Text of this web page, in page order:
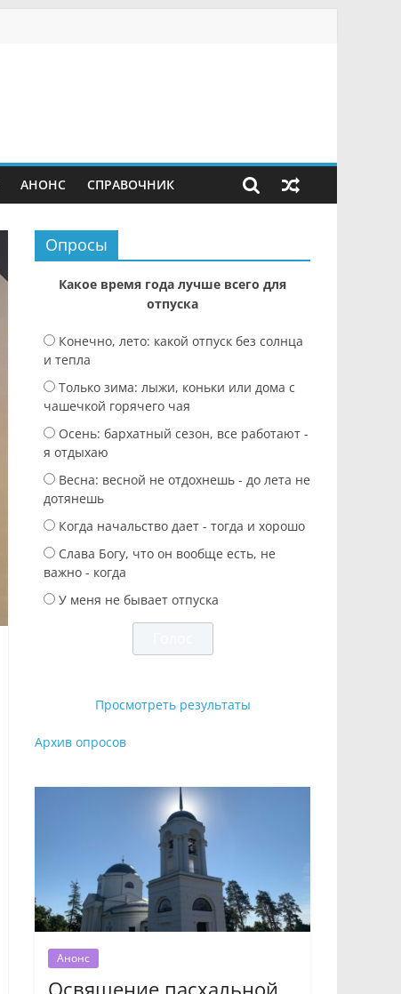
АНОНС СПРАВОЧНИК
Опросы
Какое время года лучше всего для
отпуска
Конечно, лето: какой отпуск без солнца
и тепла
Только зима: лыжи, коньки или дома с
чашечкой горячего чая
Осень: бархатный сезон, все работают -
я отдыхаю
Весна: весной не отдохнешь - до лета не
дотянешь
Когда начальство дает - тогда и хорошо
Слава Богу, что он вообще есть, не
важно - когда
У меня не бывает отпуска
Просмотреть результаты
Архив опросов
Анонс